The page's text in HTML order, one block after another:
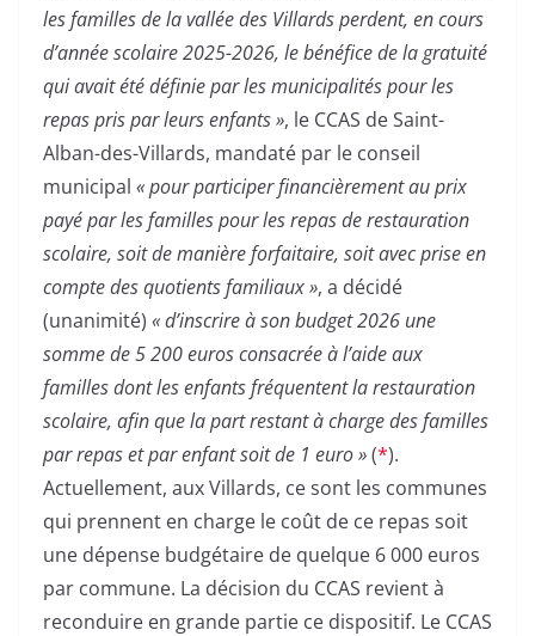
les familles de la vallée des Villards perdent, en cours
d’année scolaire 2025-2026, le bénéfice de la gratuité
qui avait été définie par les municipalités pour les
repas pris par leurs enfants », le CCAS de Saint-
Alban-des-Villards, mandaté par le conseil
municipal « pour participer financièrement au prix
payé par les familles pour les repas de restauration
scolaire, soit de manière forfaitaire, soit avec prise en
compte des quotients familiaux », a décidé
(unanimité) « d’inscrire à son budget 2026 une
somme de 5 200 euros consacrée à l’aide aux
familles dont les enfants fréquentent la restauration
scolaire, afin que la part restant à charge des familles
par repas et par enfant soit de 1 euro »(*).
Actuellement, aux Villards, ce sont les communes
qui prennent en charge le coût de ce repas soit
une dépense budgétaire de quelque 6 000 euros
par commune. La décision du CCAS revient à
reconduire en grande partie ce dispositif. Le CCAS